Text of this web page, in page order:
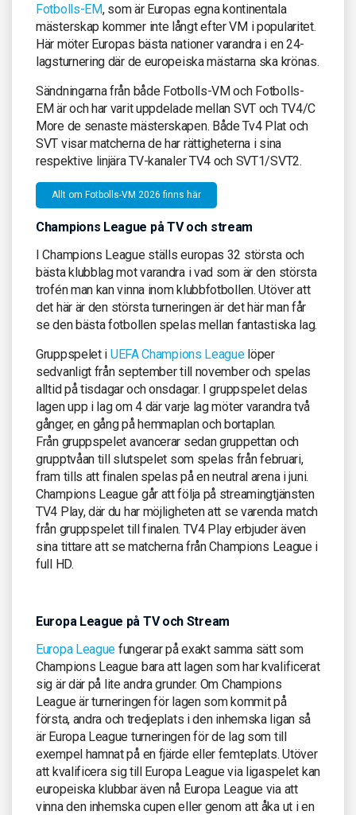
Fotbolls-EM, som är Europas egna kontinentala
mästerskap kommer inte långt efter VM i popularitet.
Här möter Europas bästa nationer varandra i en 24-
lagsturnering där de europeiska mästarna ska krönas.
Sändningarna från både Fotbolls-VM och Fotbolls-
EM är och har varit uppdelade mellan SVT och TV4/C
More de senaste mästerskapen. Både Tv4 Plat och
SVT visar matcherna de har rättigheterna i sina
respektive linjära TV-kanaler TV4 och SVT1/SVT2.
Allt om Fotbolls-VM 2026 finns här
Champions League på TV och stream
I Champions League ställs europas 32 största och
bästa klubblag mot varandra i vad som är den största
trofén man kan vinna inom klubbfotbollen. Utöver att
det här är den största turneringen är det här man får
se den bästa fotbollen spelas mellan fantastiska lag.
Gruppspelet i UEFA Champions Leaguelöper
sedvanligt från september till november och spelas
alltid på tisdagar och onsdagar. I gruppspelet delas
lagen upp i lag om 4 där varje lag möter varandra två
gånger, en gång på hemmaplan och bortaplan.
Från gruppspelet avancerar sedan gruppettan och
grupptvåan till slutspelet som spelas från februari,
fram tills att finalen spelas på en neutral arena i juni.
Champions League går att följa på streamingtjänsten
TV4 Play, där du har möjligheten att se varenda match
från gruppspelet till finalen. TV4 Play erbjuder även
sina tittare att se matcherna från Champions League i
full HD.
Europa League på TV och Stream
Europa League fungerar på exakt samma sätt som
Champions League bara att lagen som har kvalificerat
sig är där på lite andra grunder. Om Champions
League är turneringen för lagen som kommit på
första, andra och tredjeplats i den inhemska ligan så
är Europa League turneringen för de lag som till
exempel hamnat på en fjärde eller femteplats. Utöver
att kvalificera sig till Europa League via ligaspelet kan
europeiska klubbar även nå Europa League via att
vinna den inhemska cupen eller genom att åka ut i en